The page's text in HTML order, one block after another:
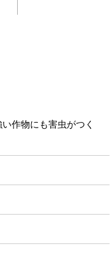
作物にも害虫がつく